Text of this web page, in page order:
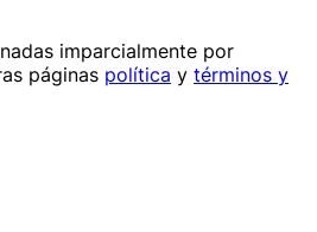
imparcialmente por
páginas política y términos y